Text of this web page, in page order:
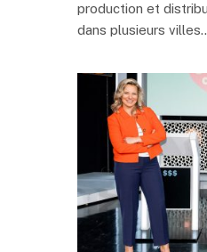
production et
dans plusieurs